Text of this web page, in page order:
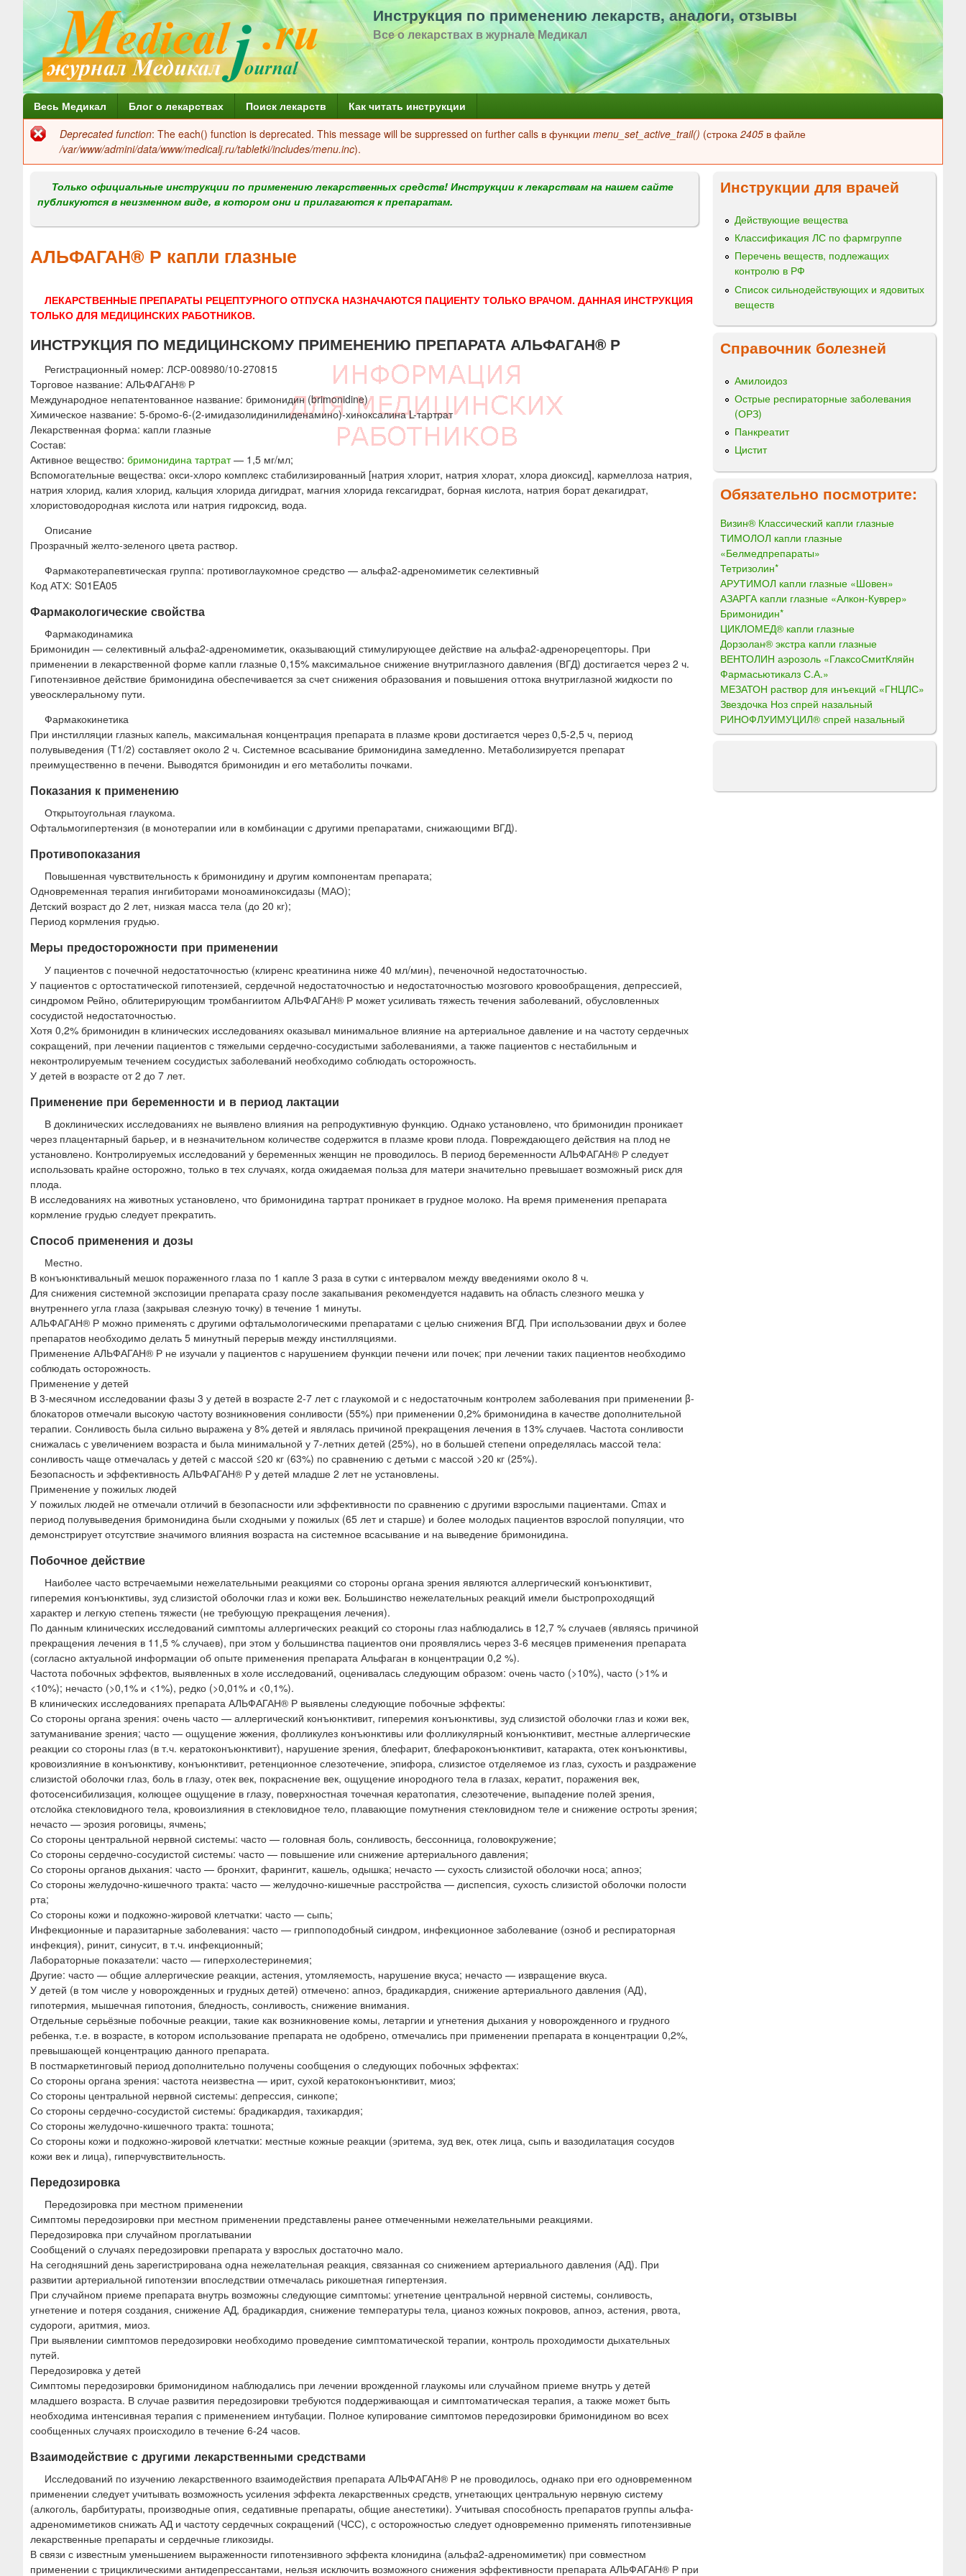
Перейти
к
содержанию
Инструкция по применению лекарств, аналоги, отзывы
Все о лекарствах в журнале Медикал
Г
л
н
м
н
Весь Медикал Блог о лекарствах Поиск лекарств Как читать инструкции
Сообщение
об
ошибке
Deprecated function: The each() function is deprecated. This message will be suppressed on further calls в функции menu_set_active_trail() (строка 2405 в файле
/var/www/admini/data/www/medicalj.ru/tabletki/includes/menu.inc).
Только официальные инструкции по применению лекарственных средств! Инструкции к лекарствам на нашем сайте
публикуются в неизменном виде, в котором они и прилагаются к препаратам.
АЛЬФАГАН® Р капли глазные
ЛЕКАРСТВЕННЫЕ ПРЕПАРАТЫ РЕЦЕПТУРНОГО ОТПУСКА НАЗНАЧАЮТСЯ ПАЦИЕНТУ ТОЛЬКО ВРАЧОМ. ДАННАЯ ИНСТРУКЦИЯ
ТОЛЬКО ДЛЯ МЕДИЦИНСКИХ РАБОТНИКОВ.
ИНСТРУКЦИЯ ПО МЕДИЦИНСКОМУ ПРИМЕНЕНИЮ ПРЕПАРАТА АЛЬФАГАН® Р
Регистрационный номер: ЛСР-008980/10-270815
Торговое название: АЛЬФАГАН® Р
Международное непатентованное название: бримонидин (brimonidine)
Химическое название: 5-бромо-6-(2-имидазолидинилиденамино)-хиноксалина L-тартрат
Лекарственная форма: капли глазные
Состав:
Активное вещество: бримонидина тартрат— 1,5 мг/мл;
Вспомогательные вещества: окси-хлоро комплекс стабилизированный [натрия хлорит, натрия хлорат, хлора диоксид], кармеллоза натрия,
натрия хлорид, калия хлорид, кальция хлорида дигидрат, магния хлорида гексагидрат, борная кислота, натрия борат декагидрат,
хлористоводородная кислота или натрия гидроксид, вода.
Описание
Прозрачный желто-зеленого цвета раствор.
Фармакотерапевтическая группа: противоглаукомное средство — альфа2-адреномиметик селективный
Код АТХ: S01EA05
Фармакологические свойства
Фармакодинамика
Бримонидин — селективный альфа2-адреномиметик, оказывающий стимулирующее действие на альфа2-адренорецепторы. При
применении в лекарственной форме капли глазные 0,15% максимальное снижение внутриглазного давления (ВГД) достигается через 2 ч.
Гипотензивное действие бримонидина обеспечивается за счет снижения образования и повышения оттока внутриглазной жидкости по
увеосклеральному пути.
Фармакокинетика
При инстилляции глазных капель, максимальная концентрация препарата в плазме крови достигается через 0,5-2,5 ч, период
полувыведения (T1/2) составляет около 2 ч. Системное всасывание бримонидина замедленно. Метаболизируется препарат
преимущественно в печени. Выводятся бримонидин и его метаболиты почками.
Показания к применению
Открытоугольная глаукома.
Офтальмогипертензия (в монотерапии или в комбинации с другими препаратами, снижающими ВГД).
Противопоказания
Повышенная чувствительность к бримонидину и другим компонентам препарата;
Одновременная терапия ингибиторами моноаминоксидазы (МАО);
Детский возраст до 2 лет, низкая масса тела (до 20 кг);
Период кормления грудью.
Меры предосторожности при применении
У пациентов с почечной недостаточностью (клиренс креатинина ниже 40 мл/мин), печеночной недостаточностью.
У пациентов с ортостатической гипотензией, сердечной недостаточностью и недостаточностью мозгового кровообращения, депрессией,
синдромом Рейно, облитерирующим тромбангиитом АЛЬФАГАН® Р может усиливать тяжесть течения заболеваний, обусловленных
сосудистой недостаточностью.
Хотя 0,2% бримонидин в клинических исследованиях оказывал минимальное влияние на артериальное давление и на частоту сердечных
сокращений, при лечении пациентов с тяжелыми сердечно-сосудистыми заболеваниями, а также пациентов с нестабильным и
неконтролируемым течением сосудистых заболеваний необходимо соблюдать осторожность.
У детей в возрасте от 2 до 7 лет.
Применение при беременности и в период лактации
В доклинических исследованиях не выявлено влияния на репродуктивную функцию. Однако установлено, что бримонидин проникает
через плацентарный барьер, и в незначительном количестве содержится в плазме крови плода. Повреждающего действия на плод не
установлено. Контролируемых исследований у беременных женщин не проводилось. В период беременности АЛЬФАГАН® Р следует
использовать крайне осторожно, только в тех случаях, когда ожидаемая польза для матери значительно превышает возможный риск для
плода.
В исследованиях на животных установлено, что бримонидина тартрат проникает в грудное молоко. На время применения препарата
кормление грудью следует прекратить.
Способ применения и дозы
Местно.
В конъюнктивальный мешок пораженного глаза по 1 капле 3 раза в сутки с интервалом между введениями около 8 ч.
Для снижения системной экспозиции препарата сразу после закапывания рекомендуется надавить на область слезного мешка у
внутреннего угла глаза (закрывая слезную точку) в течение 1 минуты.
АЛЬФАГАН® Р можно применять с другими офтальмологическими препаратами с целью снижения ВГД. При использовании двух и более
препаратов необходимо делать 5 минутный перерыв между инстилляциями.
Применение АЛЬФАГАН® Р не изучали у пациентов с нарушением функции печени или почек; при лечении таких пациентов необходимо
соблюдать осторожность.
Применение у детей
В 3-месячном исследовании фазы 3 у детей в возрасте 2-7 лет с глаукомой и с недостаточным контролем заболевания при применении β-
блокаторов отмечали высокую частоту возникновения сонливости (55%) при применении 0,2% бримонидина в качестве дополнительной
терапии. Сонливость была сильно выражена у 8% детей и являлась причиной прекращения лечения в 13% случаев. Частота сонливости
снижалась с увеличением возраста и была минимальной у 7-летних детей (25%), но в большей степени определялась массой тела:
сонливость чаще отмечалась у детей с массой ≤20 кг (63%) по сравнению с детьми с массой >20 кг (25%).
Безопасность и эффективность АЛЬФАГАН® Р у детей младше 2 лет не установлены.
Применение у пожилых людей
У пожилых людей не отмечали отличий в безопасности или эффективности по сравнению с другими взрослыми пациентами. Cmax и
период полувыведения бримонидина были сходными у пожилых (65 лет и старше) и более молодых пациентов взрослой популяции, что
демонстрирует отсутствие значимого влияния возраста на системное всасывание и на выведение бримонидина.
Побочное действие
Наиболее часто встречаемыми нежелательными реакциями со стороны органа зрения являются аллергический конъюнктивит,
гиперемия конъюнктивы, зуд слизистой оболочки глаз и кожи век. Большинство нежелательных реакций имели быстропроходящий
характер и легкую степень тяжести (не требующую прекращения лечения).
По данным клинических исследований симптомы аллергических реакций со стороны глаз наблюдались в 12,7 % случаев (являясь причиной
прекращения лечения в 11,5 % случаев), при этом у большинства пациентов они проявлялись через 3-6 месяцев применения препарата
(согласно актуальной информации об опыте применения препарата Альфаган в концентрации 0,2 %).
Частота побочных эффектов, выявленных в холе исследований, оценивалась следующим образом: очень часто (>10%), часто (>1% и
<10%); нечасто (>0,1% и <1%), редко (>0,01% и <0,1%).
В клинических исследованиях препарата АЛЬФАГАН® Р выявлены следующие побочные эффекты:
Со стороны органа зрения: очень часто — аллергический конъюнктивит, гиперемия конъюнктивы, зуд слизистой оболочки глаз и кожи век,
затуманивание зрения; часто — ощущение жжения, фолликулез конъюнктивы или фолликулярный конъюнктивит, местные аллергические
реакции со стороны глаз (в т.ч. кератоконъюнктивит), нарушение зрения, блефарит, блефароконъюнктивит, катаракта, отек конъюнктивы,
кровоизлияние в конъюнктиву, конъюнктивит, ретенционное слезотечение, эпифора, слизистое отделяемое из глаз, сухость и раздражение
слизистой оболочки глаз, боль в глазу, отек век, покраснение век, ощущение инородного тела в глазах, кератит, поражения век,
фотосенсибилизация, колющее ощущение в глазу, поверхностная точечная кератопатия, слезотечение, выпадение полей зрения,
отслойка стекловидного тела, кровоизлияния в стекловидное тело, плавающие помутнения стекловидном теле и снижение остроты зрения;
нечасто — эрозия роговицы, ячмень;
Со стороны центральной нервной системы: часто — головная боль, сонливость, бессонница, головокружение;
Со стороны сердечно-сосудистой системы: часто — повышение или снижение артериального давления;
Со стороны органов дыхания: часто — бронхит, фарингит, кашель, одышка; нечасто — сухость слизистой оболочки носа; апноэ;
Со стороны желудочно-кишечного тракта: часто — желудочно-кишечные расстройства — диспепсия, сухость слизистой оболочки полости
рта;
Со стороны кожи и подкожно-жировой клетчатки: часто — сыпь;
Инфекционные и паразитарные заболевания: часто — гриппоподобный синдром, инфекционное заболевание (озноб и респираторная
инфекция), ринит, синусит, в т.ч. инфекционный;
Лабораторные показатели: часто — гиперхолестеринемия;
Другие: часто — общие аллергические реакции, астения, утомляемость, нарушение вкуса; нечасто — извращение вкуса.
У детей (в том числе у новорожденных и грудных детей) отмечено: апноэ, брадикардия, снижение артериального давления (АД),
гипотермия, мышечная гипотония, бледность, сонливость, снижение внимания.
Отдельные серьёзные побочные реакции, такие как возникновение комы, летаргии и угнетения дыхания у новорожденного и грудного
ребенка, т.е. в возрасте, в котором использование препарата не одобрено, отмечались при применении препарата в концентрации 0,2%,
превышающей концентрацию данного препарата.
В постмаркетинговый период дополнительно получены сообщения о следующих побочных эффектах:
Со стороны органа зрения: частота неизвестна — ирит, сухой кератоконъюнктивит, миоз;
Со стороны центральной нервной системы: депрессия, синкопе;
Со стороны сердечно-сосудистой системы: брадикардия, тахикардия;
Со стороны желудочно-кишечного тракта: тошнота;
Со стороны кожи и подкожно-жировой клетчатки: местные кожные реакции (эритема, зуд век, отек лица, сыпь и вазодилатация сосудов
кожи век и лица), гиперчувствительность.
Передозировка
Передозировка при местном применении
Симптомы передозировки при местном применении представлены ранее отмеченными нежелательными реакциями.
Передозировка при случайном проглатывании
Сообщений о случаях передозировки препарата у взрослых достаточно мало.
На сегодняшний день зарегистрирована одна нежелательная реакция, связанная со снижением артериального давления (АД). При
развитии артериальной гипотензии впоследствии отмечалась рикошетная гипертензия.
При случайном приеме препарата внутрь возможны следующие симптомы: угнетение центральной нервной системы, сонливость,
угнетение и потеря создания, снижение АД, брадикардия, снижение температуры тела, цианоз кожных покровов, апноэ, астения, рвота,
судороги, аритмия, миоз.
При выявлении симптомов передозировки необходимо проведение симптоматической терапии, контроль проходимости дыхательных
путей.
Передозировка у детей
Симптомы передозировки бримонидином наблюдались при лечении врожденной глаукомы или случайном приеме внутрь у детей
младшего возраста. В случае развития передозировки требуются поддерживающая и симптоматическая терапия, а также может быть
необходима интенсивная терапия с применением интубации. Полное купирование симптомов передозировки бримонидином во всех
сообщенных случаях происходило в течение 6-24 часов.
Взаимодействие с другими лекарственными средствами
Исследований по изучению лекарственного взаимодействия препарата АЛЬФАГАН® Р не проводилось, однако при его одновременном
применении следует учитывать возможность усиления эффекта лекарственных средств, угнетающих центральную нервную систему
(алкоголь, барбитураты, производные опия, седативные препараты, общие анестетики). Учитывая способность препаратов группы альфа-
адреномиметиков снижать АД и частоту сердечных сокращений (ЧСС), с осторожностью следует одновременно применять гипотензивные
лекарственные препараты и сердечные гликозиды.
В связи с известным уменьшением выраженности гипотензивного эффекта клонидина (альфа2-адреномиметик) при совместном
применении с трициклическими антидепрессантами, нельзя исключить возможного снижения эффективности препарата АЛЬФАГАН® Р при
Инструкции для врачей
Действующие вещества
Классификация ЛС по фармгруппе
Перечень веществ, подлежащих
контролю в РФ
Список сильнодействующих и ядовитых
веществ
Справочник болезней
Амилоидоз
Острые респираторные заболевания
(ОРЗ)
Панкреатит
Цистит
Обязательно посмотрите:
Визин® Классический капли глазные
ТИМОЛОЛ капли глазные
«Белмедпрепараты»
Тетризолин*
АРУТИМОЛ капли глазные «Шовен»
АЗАРГА капли глазные «Алкон-Куврер»
Бримонидин*
ЦИКЛОМЕД® капли глазные
Дорзолан® экстра капли глазные
ВЕНТОЛИН аэрозоль «ГлаксоСмитКляйн
Фармасьютикалз С.А.»
МЕЗАТОН раствор для инъекций «ГНЦЛС»
Звездочка Ноз спрей назальный
РИНОФЛУИМУЦИЛ® спрей назальный